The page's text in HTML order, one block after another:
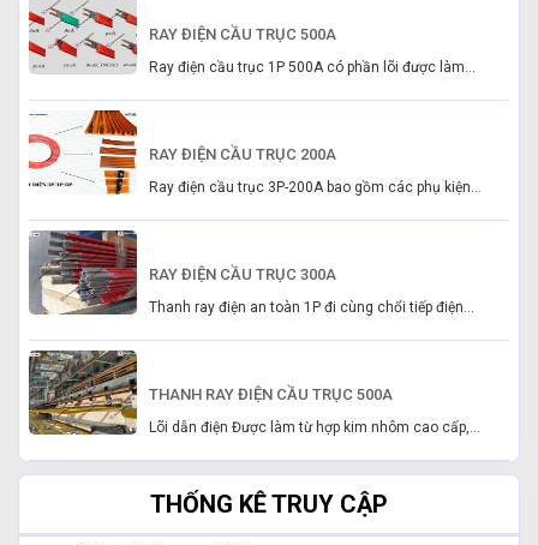
RAY ĐIỆN CẦU TRỤC 500A
Ray điện cầu trục 1P 500A có phần lõi được làm...
RAY ĐIỆN CẦU TRỤC 200A
Ray điện cầu trục 3P-200A bao gồm các phụ kiện...
RAY ĐIỆN CẦU TRỤC 300A
Thanh ray điện an toàn 1P đi cùng chổi tiếp điện...
THANH RAY ĐIỆN CẦU TRỤC 500A
Lõi dẫn điện Được làm từ hợp kim nhôm cao cấp,...
THỐNG KÊ TRUY CẬP